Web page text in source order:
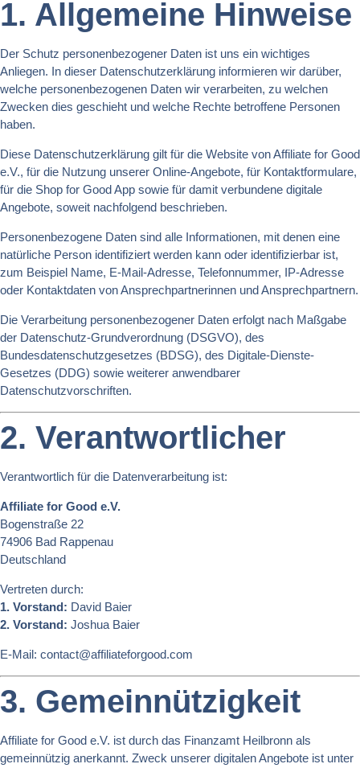
1. Allgemeine Hinweise
Der Schutz personenbezogener Daten ist uns ein wichtiges
Anliegen. In dieser Datenschutzerklärung informieren wir darüber,
welche personenbezogenen Daten wir verarbeiten, zu welchen
Zwecken dies geschieht und welche Rechte betroffene Personen
haben.
Diese Datenschutzerklärung gilt für die Website von Affiliate for Good
e.V., für die Nutzung unserer Online-Angebote, für Kontaktformulare,
für die Shop for Good App sowie für damit verbundene digitale
Angebote, soweit nachfolgend beschrieben.
Personenbezogene Daten sind alle Informationen, mit denen eine
natürliche Person identifiziert werden kann oder identifizierbar ist,
zum Beispiel Name, E-Mail-Adresse, Telefonnummer, IP-Adresse
oder Kontaktdaten von Ansprechpartnerinnen und Ansprechpartnern.
Die Verarbeitung personenbezogener Daten erfolgt nach Maßgabe
der Datenschutz-Grundverordnung (DSGVO), des
Bundesdatenschutzgesetzes (BDSG), des Digitale-Dienste-
Gesetzes (DDG) sowie weiterer anwendbarer
Datenschutzvorschriften.
2. Verantwortlicher
Verantwortlich für die Datenverarbeitung ist:
Affiliate for Good e.V.
Bogenstraße 22
74906 Bad Rappenau
Deutschland
Vertreten durch:
1. Vorstand: David Baier
2. Vorstand: Joshua Baier
E-Mail: contact@affiliateforgood.com
3. Gemeinnützigkeit
Affiliate for Good e.V. ist durch das Finanzamt Heilbronn als
gemeinnützig anerkannt. Zweck unserer digitalen Angebote ist unter